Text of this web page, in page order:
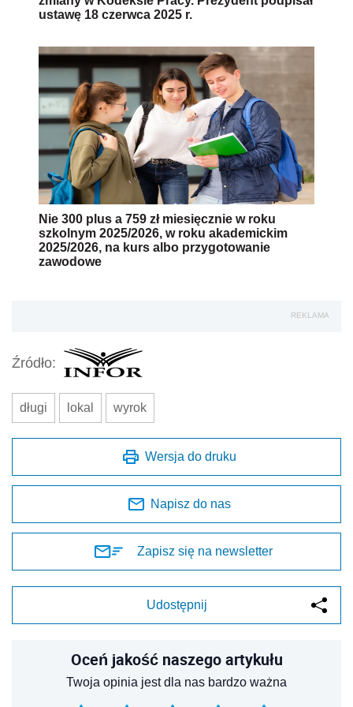
ustawę 18 czerwca 2025 r.
Nie 300 plus a 759 zł miesięcznie w roku
szkolnym 2025/2026, w roku akademickim
2025/2026, na kurs albo przygotowanie
zawodowe
REKLAMA
Źródło:
długi lokal wyrok
Wersja do druku
Napisz do nas
Zapisz się na newsletter
Udostępnij
Oceń jakość naszego artykułu
Twoja opinia jest dla nas bardzo ważna